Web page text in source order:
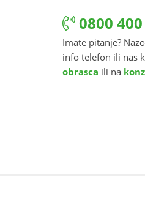
0800
Imate pitanje?
info telefon ili nas
obrasca ili na